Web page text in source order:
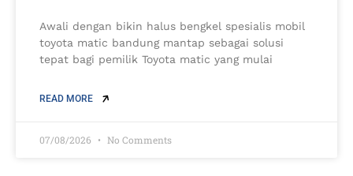
Awali dengan bikin halus bengkel spesialis mobil
toyota matic bandung mantap sebagai solusi
tepat bagi pemilik Toyota matic yang mulai
READ MORE
07/08/2026 No Comments